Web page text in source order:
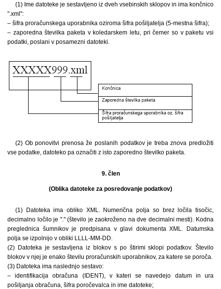
(1) Ime datoteke je sestavljeno iz dveh vsebinskih sklopov in ima končnico
".xml":
– šifra proračunskega uporabnika oziroma šifra pošiljatelja (5-mestna šifra);
– zaporedna številka paketa v koledarskem letu, pri čemer so v paketu vsi
podatki, poslani v posamezni datoteki.
(2) Ob ponovitvi prenosa že poslanih podatkov je treba znova predložiti
vse podatke, datoteko pa označiti z isto zaporedno številko paketa.
9. člen
(Oblika datoteke za posredovanje podatkov)
(1) Datoteka ima obliko XML. Numerična polja so brez ločila tisočic,
decimalno ločilo je "." (število je zaokroženo na dve decimalni mesti). Kodna
preglednica šumnikov je predpisana v glavi dokumenta XML. Datumska
polja se izpolnijo v obliki LLLL-MM-DD.
(2) Datoteka je sestavljena iz blokov s po štirimi sklopi podatkov. Število
blokov v njej je enako številu proračunskih uporabnikov, za katere se poroča.
(3) Datoteka ima naslednjo sestavo:
– identifikacija obračuna (IDENT), v kateri se navedejo datum in ura
pošiljanja obračuna, šifra poročevalca in ime datoteke;